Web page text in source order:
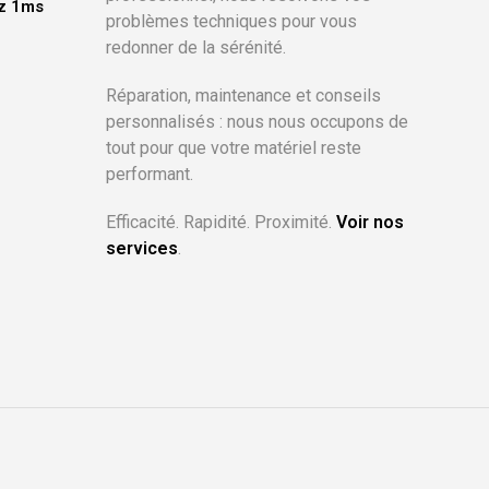
1ms
problèmes techniques pour vous
redonner de la sérénité.
Réparation, maintenance et conseils
personnalisés : nous nous occupons de
tout pour que votre matériel reste
performant.
Efficacité. Rapidité. Proximité. Voir nos
services